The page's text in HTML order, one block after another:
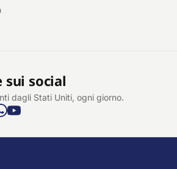
sui social
dagli Stati Uniti, ogni giorno.